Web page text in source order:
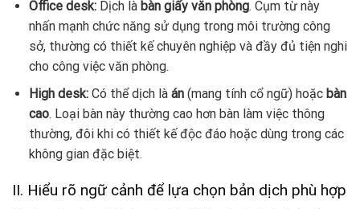
Office desk:Dịch là bàn giấy văn phòng. Cụm từ này
nhấn mạnh chức năng sử dụng trong môi trường công
sở, thường có thiết kế chuyên nghiệp và đầy đủ tiện nghi
cho công việc văn phòng.
High desk:Có thể dịch là án(mang tính cổ ngữ) hoặc bàn
cao. Loại bàn này thường cao hơn bàn làm việc thông
thường, đôi khi có thiết kế độc đáo hoặc dùng trong các
không gian đặc biệt.
II. Hiểu rõ ngữ cảnh để lựa chọn bản dịch phù hợp